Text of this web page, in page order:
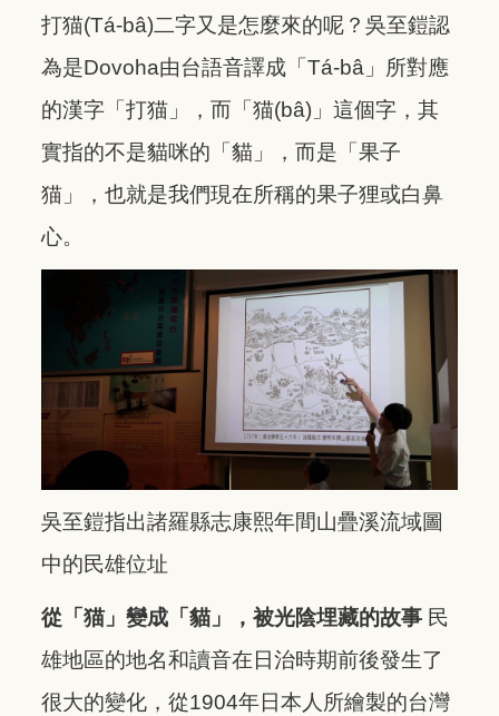
打猫(Tá-bâ)二字又是怎麼來的呢？吳至鎧認
為是Dovoha由台語音譯成「Tá-bâ」所對應
的漢字「打猫」，而「猫(bâ)」這個字，其
實指的不是貓咪的「貓」，而是「果子
猫」，也就是我們現在所稱的果子狸或白鼻
心。
吳至鎧指出諸羅縣志康熙年間山疊溪流域圖
中的民雄位址
從「猫」變成「貓」，被光陰埋藏的故事 民
雄地區的地名和讀音在日治時期前後發生了
很大的變化，從1904年日本人所繪製的台灣